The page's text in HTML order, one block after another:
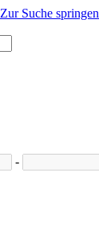
Zur Suche springen
-